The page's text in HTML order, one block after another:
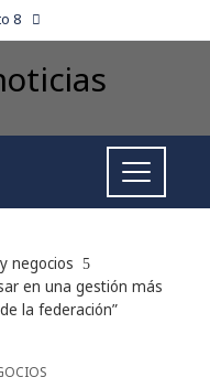
8
negocios
en una gestión más
la federación”